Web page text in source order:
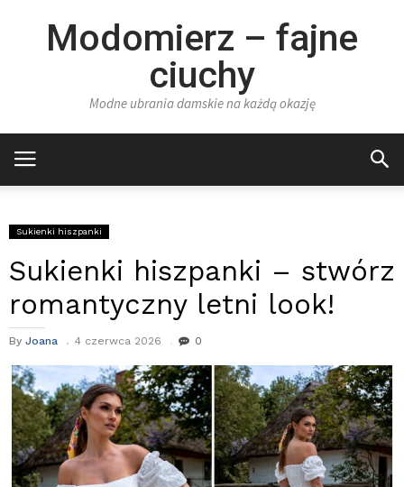
Modomierz – fajne
ciuchy
Modne ubrania damskie na każdą okazję
Sukienki hiszpanki
Sukienki hiszpanki – stwórz
romantyczny letni look!
By Joana 4 czerwca 2026 0